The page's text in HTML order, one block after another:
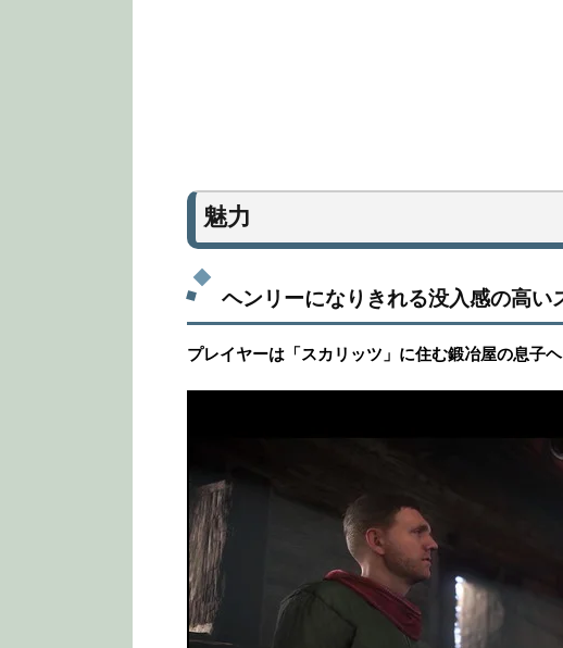
魅力
ヘンリーになりきれる没入感の高い
プレイヤーは「スカリッツ」に住む鍛冶屋の息子